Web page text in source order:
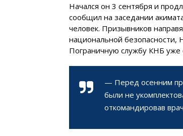
Начался он 3 сентября и
сообщил на заседании
человек. Призывников
национальной безопасности,
Пограничную службу КНБ уже
— Перед осенним
были не
откомандировав